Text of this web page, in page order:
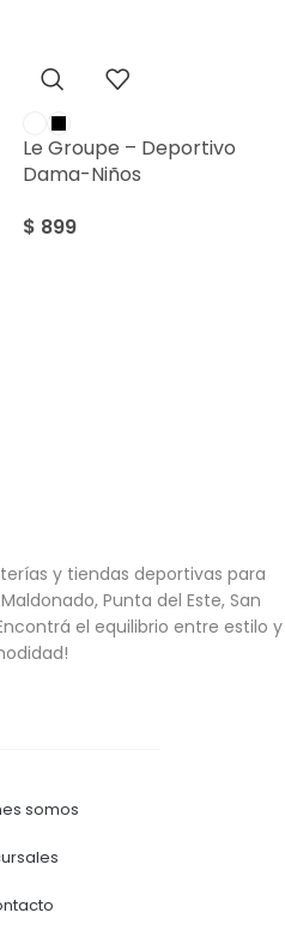
Le Groupe – Deportivo
Dama-Niños
$ 899
y tiendas deportivas para
Punta del Este, San
el equilibrio entre estilo y
somos